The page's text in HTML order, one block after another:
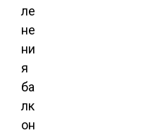
ле
не
ни
я
ба
лк
он